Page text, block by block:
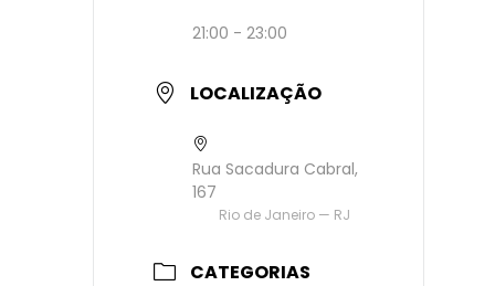
21:00 - 23:00
LOCALIZAÇÃO
Rua Sacadura Cabral,
167
Rio de Janeiro — RJ
CATEGORIAS